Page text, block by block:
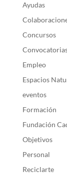
Ayudas
Concursos
Empleo
Espacios
eventos
Formación
Fundación
Objetivos
Personal
Reciclarte